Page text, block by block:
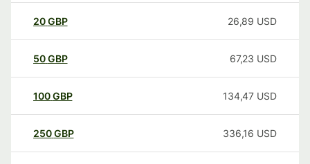
20GBP 26,89 USD
50GBP 67,23 USD
100GBP 134,47 USD
250GBP 336,16 USD